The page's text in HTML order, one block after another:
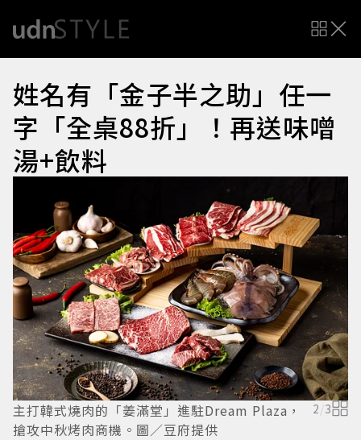
姓名有「金子半之助」任一
字「全桌88折」！再送味噌
湯+飲料
主打韓式燒肉的「姜滿堂」進駐Dream Plaza，
搶攻中秋烤肉商機。圖／豆府提供
2 /3